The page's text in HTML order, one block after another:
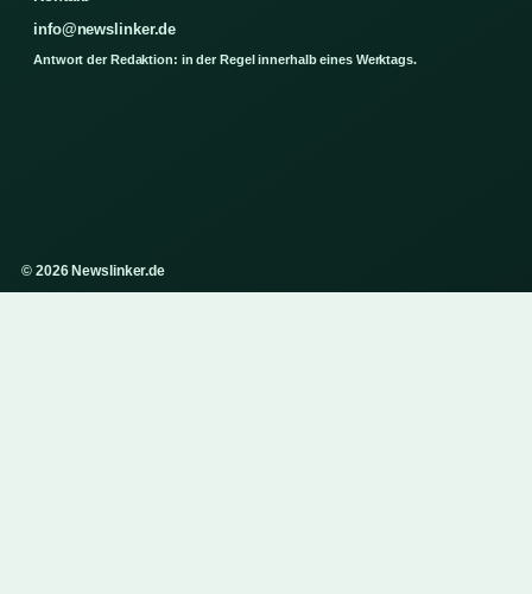
info@newslinker.de
Antwort der Redaktion: in der Regel innerhalb eines Werktags.
© 2026 Newslinker.de